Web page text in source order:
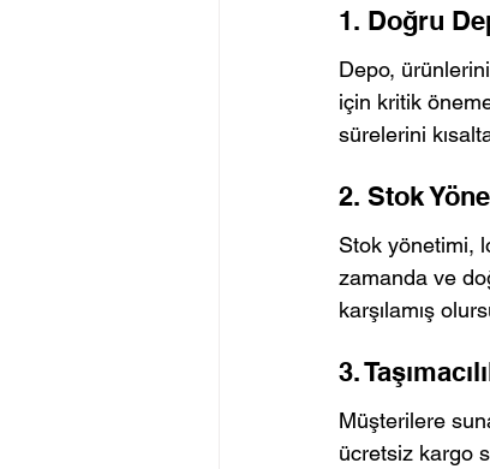
1. Doğru
Depo,
için kritik
sürelerini
2. Stok
Stok yönetimi,
zamanda ve
karşılamış
3.
Müşterilere
ücretsiz kargo